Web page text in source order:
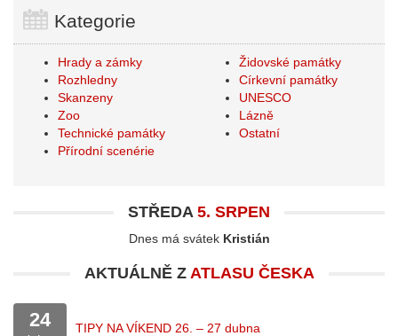
Kategorie
Hrady a zámky
Rozhledny
Skanzeny
Zoo
Technické památky
Přírodní scenérie
Židovské památky
Církevní památky
UNESCO
Lázně
Ostatní
STŘEDA 5. SRPEN
Dnes má svátek Kristián
AKTUÁLNĚ Z ATLASU ČESKA
24 TIPY NA VÍKEND 26. – 27 dubna